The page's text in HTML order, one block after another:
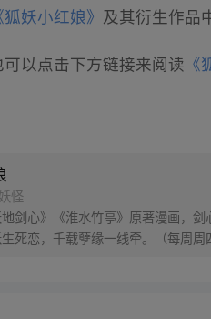
狐妖小红娘》 及其衍生作品
以点击下方链接来阅读 《
怪
地剑心》《淮水竹亭》原著漫画，
死恋，千载孽缘一线牵。（每周周